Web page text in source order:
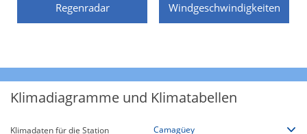
Regenradar Windgeschwindigkeiten
Klimadiagramme und Klimatabellen
Klimadaten für die Station